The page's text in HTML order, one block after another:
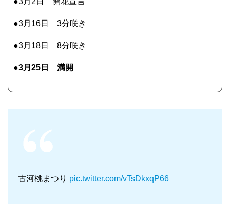
●3月16日 3分咲き
●3月18日 8分咲き
●3月25日 満開
古河桃まつり pic.twitter.com/vTsDkxqP66